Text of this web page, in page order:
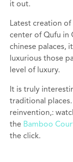
it out.
Latest creation of
center of Qufu in
chinese palaces,
luxurious those
level of luxury.
It is truly
traditional
reinvention,:
the Bamboo
the click.